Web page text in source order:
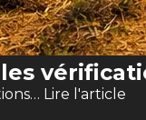
Lire l'article